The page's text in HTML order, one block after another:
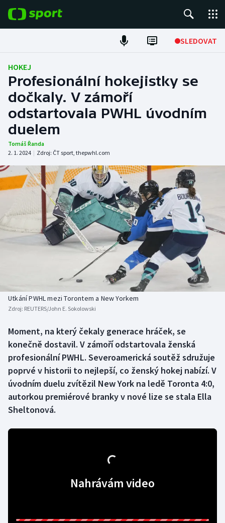
SLEDOVAT
Fotbal
Hokej
Tenis
Atletika
DALŠÍ SPORTY
Americký fotbal
Baseball a softbal
Boby a skeleton
Box
Curling
Dostihy
Florbal
NEPŘEHLÉDNĚTE
Soutěže
Aplikace ČT sport
AZ kvíz
HOKEJ
Profesionální hokejistky se
dočkaly. V zámoří
odstartovala PWHL úvodním
duelem
Tomáš Řanda
2. 1. 2024 | Zdroj: ČT sport, thepwhl.com
Utkání PWHL mezi Torontem a New Yorkem
Zdroj: REUTERS/John E. Sokolowski
Moment, na který čekaly generace hráček, se
konečně dostavil. V zámoří odstartovala ženská
profesionální PWHL. Severoamerická soutěž sdružuje
poprvé v historii to nejlepší, co ženský hokej nabízí. V
úvodním duelu zvítězil New York na ledě Toronta 4:0,
autorkou premiérové branky v nové lize se stala Ella
Sheltonová.
Nahrávám video